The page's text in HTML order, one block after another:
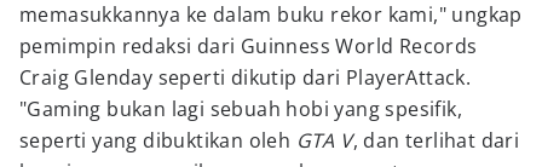
memasukkannya ke dalam buku rekor kami," ungkap
pemimpin redaksi dari Guinness World Records
Craig Glenday seperti dikutip dari PlayerAttack.
"Gaming bukan lagi sebuah hobi yang spesifik,
seperti yang dibuktikan oleh GTA V, dan terlihat dari